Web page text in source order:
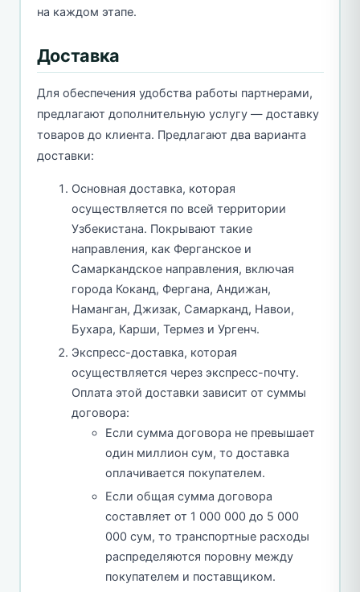
на каждом этапе.
Доставка
Для обеспечения удобства работы партнерами,
предлагают дополнительную услугу — доставку
товаров до клиента. Предлагают два варианта
доставки:
Основная доставка, которая
осуществляется по всей территории
Узбекистана. Покрывают такие
направления, как Ферганское и
Самаркандское направления, включая
города Коканд, Фергана, Андижан,
Наманган, Джизак, Самарканд, Навои,
Бухара, Карши, Термез и Ургенч.
Экспресс-доставка, которая
осуществляется через экспресс-почту.
Оплата этой доставки зависит от суммы
договора:
Если сумма договора не превышает
один миллион сум, то доставка
оплачивается покупателем.
Если общая сумма договора
составляет от 1 000 000 до 5 000
000 сум, то транспортные расходы
распределяются поровну между
покупателем и поставщиком.